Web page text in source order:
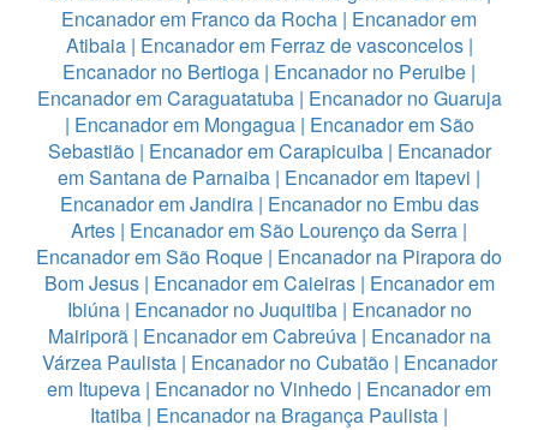
Encanador em Franco da Rocha | Encanador em
Atibaia| Encanador em Ferraz de vasconcelos|
Encanador no Bertioga | Encanador no Peruibe |
Encanador em Caraguatatuba| Encanador no Guaruja
| Encanador em Mongagua| Encanador em São
Sebastião| Encanador em Carapicuiba| Encanador
em Santana de Parnaiba | Encanador em Itapevi |
Encanador em Jandira| Encanador no Embu das
Artes | Encanador em São Lourenço da Serra |
Encanador em São Roque | Encanador na Pirapora do
Bom Jesus| Encanador em Caieiras| Encanador em
Ibiúna| Encanador no Juquitiba| Encanador no
Mairiporã| Encanador em Cabreúva| Encanador na
Várzea Paulista| Encanador no Cubatão| Encanador
em Itupeva | Encanador no Vinhedo | Encanador em
Itatiba | Encanador na Bragança Paulista |